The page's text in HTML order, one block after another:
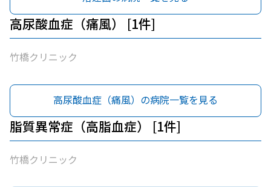
高尿酸血症（痛風） [1件]
竹橋クリニック
高尿酸血症（痛風）の病院一覧を見る
脂質異常症（高脂血症） [1件]
竹橋クリニック